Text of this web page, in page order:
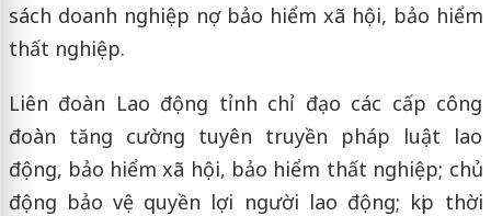
sách doanh nghiệp nợ bảo hiểm xã hội, bảo hiểm
thất nghiệp.
Liên đoàn Lao động tỉnh chỉ đạo các cấp công
đoàn tăng cường tuyên truyền pháp luật lao
động, bảo hiểm xã hội, bảo hiểm thất nghiệp; chủ
động bảo vệ quyền lợi người lao động; kịp thời